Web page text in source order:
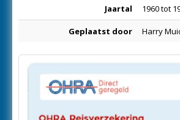
Jaartal 1960 tot
Geplaatst door Harry